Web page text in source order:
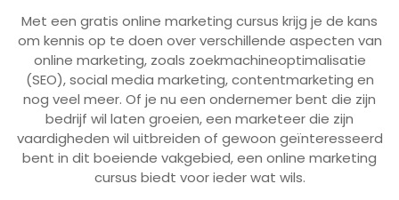
Met een gratis online marketing cursus krijg je de kans
om kennis op te doen over verschillende aspecten van
online marketing, zoals zoekmachineoptimalisatie
(SEO), social media marketing, contentmarketing en
nog veel meer. Of je nu een ondernemer bent die zijn
bedrijf wil laten groeien, een marketeer die zijn
vaardigheden wil uitbreiden of gewoon geïnteresseerd
bent in dit boeiende vakgebied, een online marketing
cursus biedt voor ieder wat wils.